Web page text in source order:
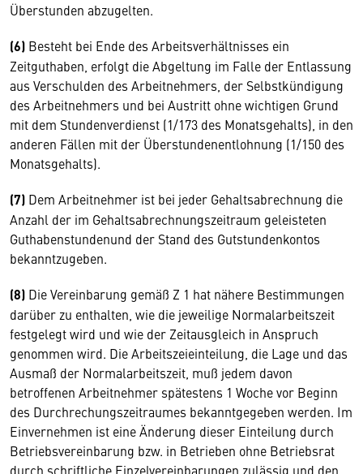
Überstunden abzugelten.
(6) Besteht bei Ende des Arbeitsverhältnisses ein
Zeitguthaben, erfolgt die Abgeltung im Falle der Entlassung
aus Verschulden des Arbeitnehmers, der Selbstkündigung
des Arbeitnehmers und bei Austritt ohne wichtigen Grund
mit dem Stundenverdienst (1/173 des Monatsgehalts), in den
anderen Fällen mit der Überstundenentlohnung (1/150 des
Monatsgehalts).
(7) Dem Arbeitnehmer ist bei jeder Gehaltsabrechnung die
Anzahl der im Gehaltsabrechnungszeitraum geleisteten
Guthabenstundenund der Stand des Gutstundenkontos
bekanntzugeben.
(8) Die Vereinbarung gemäß Z 1 hat nähere Bestimmungen
darüber zu enthalten, wie die jeweilige Normalarbeitszeit
festgelegt wird und wie der Zeitausgleich in Anspruch
genommen wird. Die Arbeitszeieinteilung, die Lage und das
Ausmaß der Normalarbeitszeit, muß jedem davon
betroffenen Arbeitnehmer spätestens 1 Woche vor Beginn
des Durchrechungszeitraumes bekanntgegeben werden. Im
Einvernehmen ist eine Änderung dieser Einteilung durch
Betriebsvereinbarung bzw. in Betrieben ohne Betriebsrat
durch schriftliche Einzelvereinbarungen zulässig und den